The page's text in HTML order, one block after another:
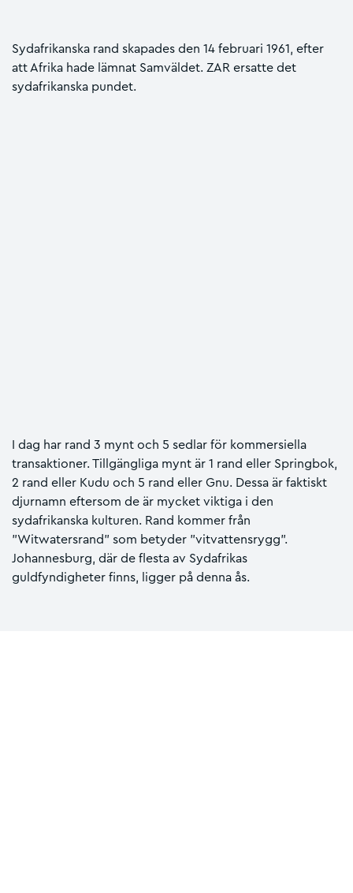
Sydafrikanska rand skapades den 14 februari 1961, efter
att Afrika hade lämnat Samväldet. ZAR ersatte det
sydafrikanska pundet.
I dag har rand 3 mynt och 5 sedlar för kommersiella
transaktioner. Tillgängliga mynt är 1 rand eller Springbok,
2 rand eller Kudu och 5 rand eller Gnu. Dessa är faktiskt
djurnamn eftersom de är mycket viktiga i den
sydafrikanska kulturen. Rand kommer från
"Witwatersrand" som betyder "vitvattensrygg".
Johannesburg, där de flesta av Sydafrikas
guldfyndigheter finns, ligger på denna ås.